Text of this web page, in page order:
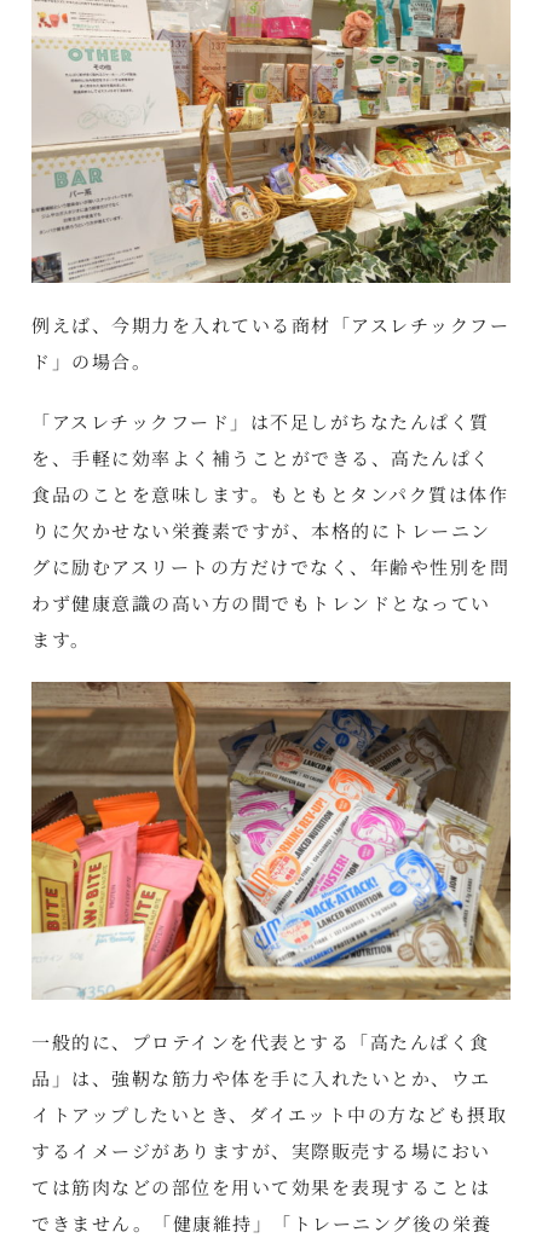
例えば、今期力を入れている商材「アスレチックフー
ド」の場合。
「アスレチックフード」は不足しがちなたんぱく質
を、手軽に効率よく補うことができる、高たんぱく
食品のことを意味します。もともとタンパク質は体作
りに欠かせない栄養素ですが、本格的にトレーニン
グに励むアスリートの方だけでなく、年齢や性別を問
わず健康意識の高い方の間でもトレンドとなってい
ます。
一般的に、プロテインを代表とする「高たんぱく食
品」は、強靭な筋力や体を手に入れたいとか、ウエ
イトアップしたいとき、ダイエット中の方なども摂取
するイメージがありますが、実際販売する場におい
ては筋肉などの部位を用いて効果を表現することは
できません。「健康維持」「トレーニング後の栄養